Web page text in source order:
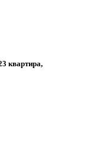
квартира,